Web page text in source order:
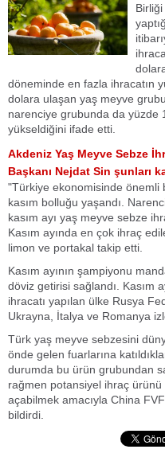
döneminde en fazla ihracatın
dolara ulaşan yaş meyve
narenciye grubunda da yüzde
yükseldiğini ifade etti.
Akdeniz Yaş Meyve Sebze
Başkanı Nejdat Sin şunları
"Türkiye ekonomisinde önemli
kasım bolluğu yaşandı.
kasım ayı yaş meyve sebze
Kasım ayında en çok ihraç
limon ve portakal takip etti.
Kasım ayının şampiyonu
döviz getirisi sağlandı. Kasım
ihracatı yapılan ülke Rusya
Ukrayna, İtalya ve Romanya
Türk yaş meyve sebzesini
önde gelen fuarlarına
durumda bu ürün grubundan
rağmen potansiyel ihraç
açabilmek amacıyla China
bildirdi.